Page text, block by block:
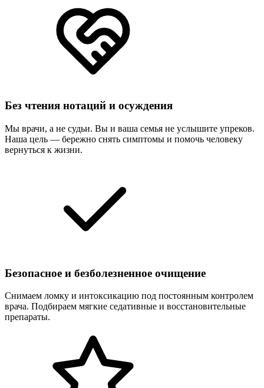
Без чтения нотаций и осуждения
Мы врачи, а не судьи. Вы и ваша семья не услышите упреков.
Наша цель — бережно снять симптомы и помочь человеку
вернуться к жизни.
Безопасное и безболезненное очищение
Снимаем ломку и интоксикацию под постоянным контролем
врача. Подбираем мягкие седативные и восстановительные
препараты.